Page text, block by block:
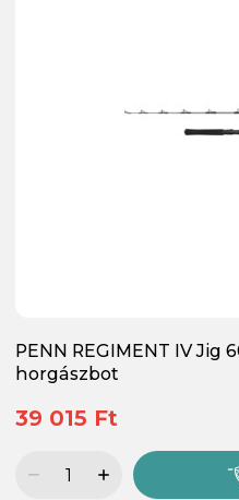
PENN REGIMENT IV Jig
horgászbot
39 015 Ft